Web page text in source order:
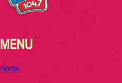
MENU
Home